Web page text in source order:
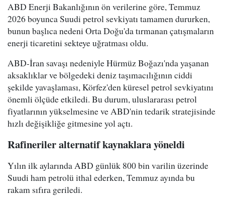
ABD Enerji Bakanlığının ön verilerine göre, Temmuz
2026 boyunca Suudi petrol sevkiyatı tamamen dururken,
bunun başlıca nedeni Orta Doğu'da tırmanan çatışmaların
enerji ticaretini sekteye uğratması oldu.
ABD-İran savaşı nedeniyle Hürmüz Boğazı'nda yaşanan
aksaklıklar ve bölgedeki deniz taşımacılığının ciddi
şekilde yavaşlaması, Körfez'den küresel petrol sevkiyatını
önemli ölçüde etkiledi. Bu durum, uluslararası petrol
fiyatlarının yükselmesine ve ABD'nin tedarik stratejisinde
hızlı değişikliğe gitmesine yol açtı.
Rafineriler alternatif kaynaklara yöneldi
Yılın ilk aylarında ABD günlük 800 bin varilin üzerinde
Suudi ham petrolü ithal ederken, Temmuz ayında bu
rakam sıfıra geriledi.